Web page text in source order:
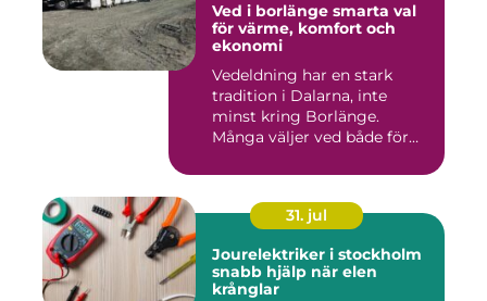
Ved i borlänge smarta val
för värme, komfort och
ekonomi
Vedeldning har en stark
tradition i Dalarna, inte
minst kring Borlänge.
Många väljer ved både för
31. jul
Jourelektriker i stockholm
snabb hjälp när elen
krånglar